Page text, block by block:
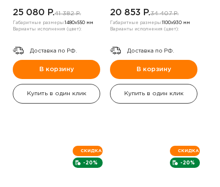
25 080 P.41 382 P.
Габаритные размеры: 1480х550 мм
Варианты исполнения (цвет):
Доставка по РФ.
В корзину
Купить в один клик
20 853 P.34 407 P.
Габаритные размеры: 1100х930 мм
Варианты исполнения (цвет):
Доставка по РФ.
В корзину
Купить в один клик
-20%
СКИДКА
-20%
СКИДКА